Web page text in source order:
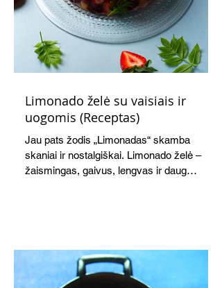
Limonado želė su vaisiais ir
uogomis (Receptas)
Jau pats žodis „Limonadas“ skamba
skaniai ir nostalgiškai. Limonado želė –
žaismingas, gaivus, lengvas ir daug